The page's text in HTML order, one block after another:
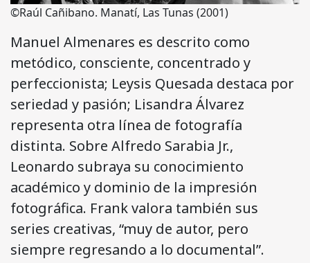
©Raúl Cañibano. Manatí, Las Tunas (2001)
Manuel Almenares es descrito como
metódico, consciente, concentrado y
perfeccionista; Leysis Quesada destaca por
seriedad y pasión; Lisandra Álvarez
representa otra línea de fotografía
distinta. Sobre Alfredo Sarabia Jr.,
Leonardo subraya su conocimiento
académico y dominio de la impresión
fotográfica. Frank valora también sus
series creativas, “muy de autor, pero
siempre regresando a lo documental”.